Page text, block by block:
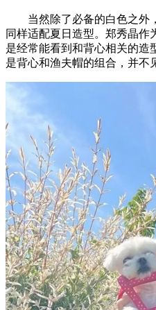
当然除了必备的白色之外
同样适配夏日造型。郑秀晶作
是经常能看到和背心相关的造
是背心和渔夫帽的组合，并不